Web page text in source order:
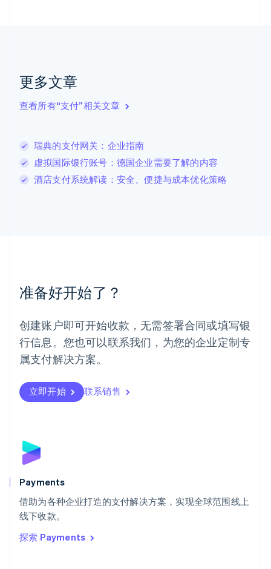
更多文章
查看所有“支付”相关文章
瑞典的支付网关：企业指南
虚拟国际银行账号：德国企业需要了解的内容
酒店支付系统解读：安全、便捷与成本优化策略
准备好开始了？
创建账户即可开始收款，无需签署合同或填写银
行信息。您也可以联系我们，为您的企业定制专
属支付解决方案。
立即开始 联系销售
Payments
借助为各种企业打造的支付解决方案，实现全球范围线上
线下收款。
探索 Payments
English
English
卢森堡
罗马尼亚
English
挪威
葡萄牙
Português English
日本
日本語English
瑞典
瑞士
DeutschFrançais
English
斯洛文尼亚
泰国
ไทยEnglish
希腊
English
西班牙